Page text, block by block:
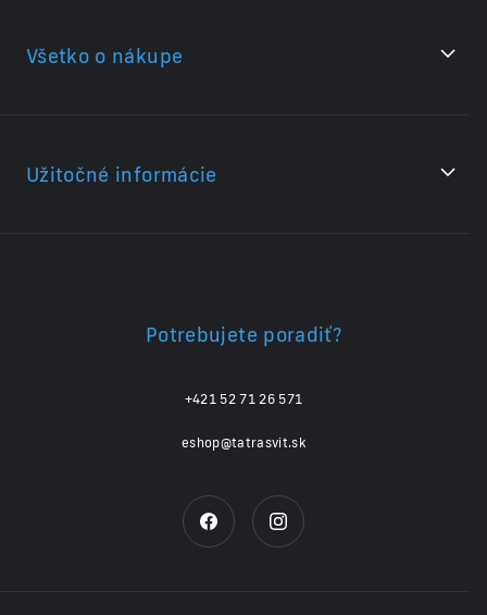
Všetko o nákupe
Užitočné informácie
Potrebujete poradiť?
+421 52 71 26 571
eshop@tatrasvit.sk